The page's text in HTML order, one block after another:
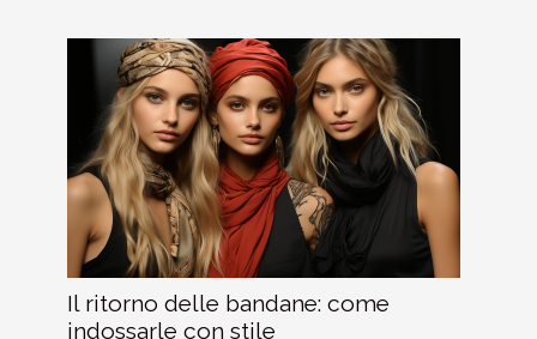
Il ritorno delle bandane: come
indossarle con stile